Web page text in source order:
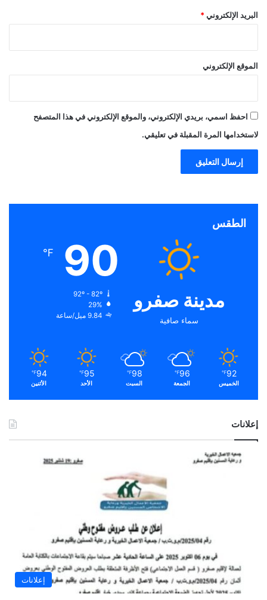
البريد الإلكتروني *
الموقع الإلكتروني
احفظ اسمي، بريدي الإلكتروني، والموقع الإلكتروني في هذا المتصفح
لاستخدامها المرة المقبلة في تعليقي.
الطقس
مدينة صفرو
سماء صافية
90
℉
92º - 82º
29%
9.84 ميل/ساعة
92
℉
الخميس
96
℉
الجمعة
98
℉
السبت
95
℉
الأحد
94
℉
الأثنين
إعلانات
إعلانات